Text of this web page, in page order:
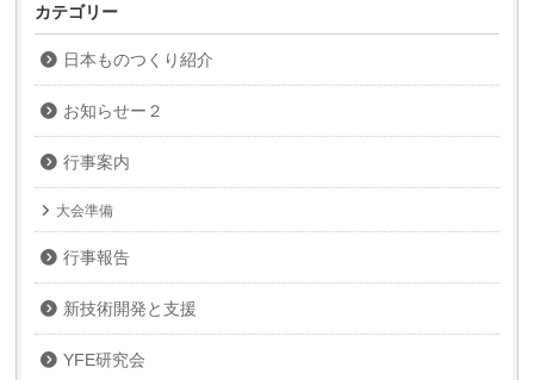
カテゴリー
日本ものつくり紹介
お知らせー２
行事案内
大会準備
行事報告
新技術開発と支援
YFE研究会